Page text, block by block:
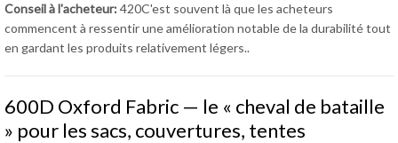
Conseil à l'acheteur:420C'est souvent là que les acheteurs
commencent à ressentir une amélioration notable de la durabilité tout
en gardant les produits relativement légers..
600D Oxford Fabric — le « cheval de bataille
» pour les sacs, couvertures, tentes